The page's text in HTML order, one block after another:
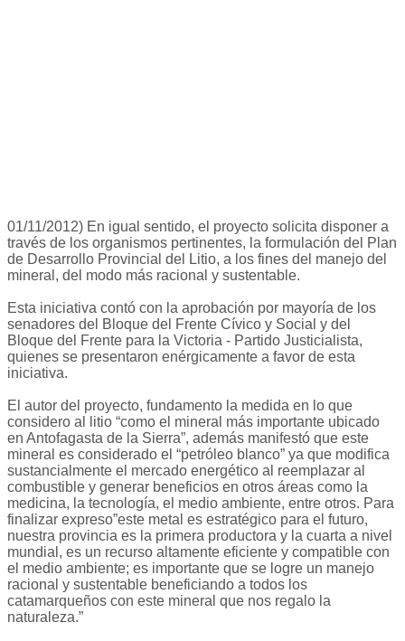
01/11/2012) En igual sentido, el proyecto solicita disponer a
través de los organismos pertinentes, la formulación del Plan
de Desarrollo Provincial del Litio, a los fines del manejo del
mineral, del modo más racional y sustentable.
Esta iniciativa contó con la aprobación por mayoría de los
senadores del Bloque del Frente Cívico y Social y del
Bloque del Frente para la Victoria - Partido Justicialista,
quienes se presentaron enérgicamente a favor de esta
iniciativa.
El autor del proyecto, fundamento la medida en lo que
considero al litio “como el mineral más importante ubicado
en Antofagasta de la Sierra”, además manifestó que este
mineral es considerado el “petróleo blanco” ya que modifica
sustancialmente el mercado energético al reemplazar al
combustible y generar beneficios en otros áreas como la
medicina, la tecnología, el medio ambiente, entre otros. Para
finalizar expreso”este metal es estratégico para el futuro,
nuestra provincia es la primera productora y la cuarta a nivel
mundial, es un recurso altamente eficiente y compatible con
el medio ambiente; es importante que se logre un manejo
racional y sustentable beneficiando a todos los
catamarqueños con este mineral que nos regalo la
naturaleza.”